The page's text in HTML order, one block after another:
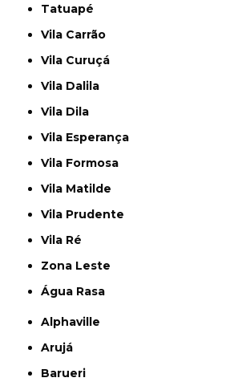
Tatuapé
Vila Carrão
Vila Curuçá
Vila Dalila
Vila Dila
Vila Esperança
Vila Formosa
Vila Matilde
Vila Prudente
Vila Ré
Zona Leste
Água Rasa
Alphaville
Arujá
Barueri